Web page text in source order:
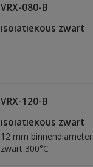
VRX-080-B
isolatiekous zwart
VRX-120-B
isolatiekous zwart
12 mm binnendiameter
zwart 300°C